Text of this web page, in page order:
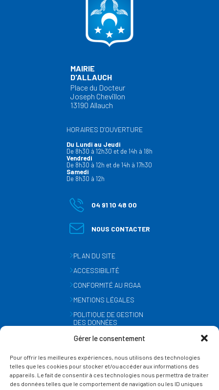
Gérer le consentement
Pour offrir les meilleures expériences, nous utilisons des technologies
telles que les cookies pour stocker et/ou accéder aux informations des
appareils. Le fait de consentir à ces technologies nous permettra de traiter
des données telles que le comportement de navigation ou les ID uniques
MAIRIE
D'ALLAUCH
Place du Docteur
Joseph Chevillon
13190 Allauch
HORAIRES D’OUVERTURE
Du Lundi au Jeudi
De 8h30 à 12h30 et de 14h à 18h
Vendredi
De 8h30 à 12h et de 14h à 17h30
Samedi
De 8h30 à 12h
04 91 10 48 00
NOUS CONTACTER
PLAN DU SITE
ACCESSIBILITÉ
CONFORMITÉ AU RGAA
MENTIONS LÉGALES
POLITIQUE DE GESTION
DES DONNÉES
GESTION DES COOKIES